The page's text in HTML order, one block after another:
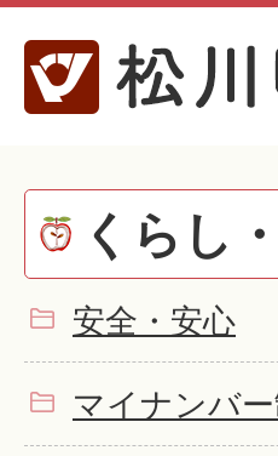
くらし
安全・安心
マイナンバ